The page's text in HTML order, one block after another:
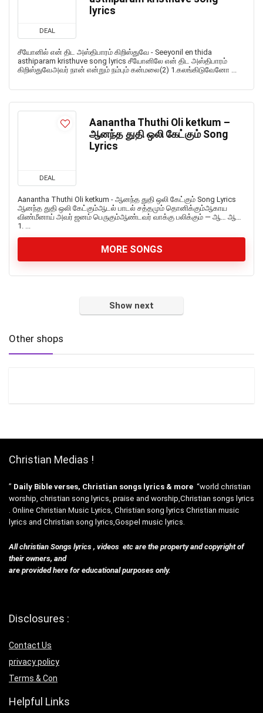
DEAL
lyrics
சீயோனில் என் திட அஸ்திபாரம் கிறிஸ்துவே - Seeyonil en thida
asthiparam kristhuve song lyrics சீயோனிலே என் திட அஸ்திபாரம்
கிறிஸ்துவேஅவர் நான் என்றும் நம்பும் கன்மலை(2) 1.கலங்கிடுவேனோ ...
DEAL
Aanantha Thuthi Oli ketkum –
ஆனந்த துதி ஒலி கேட்கும் Song
Lyrics
Aanantha Thuthi Oli ketkum - ஆனந்த துதி ஒலி கேட்கும் Song Lyrics
ஆனந்த துதி ஒலி கேட்கும்ஆடல் பாடல் சத்தமும் தொனிக்கும்ஆகாய
விண்மீனாய் அவர் ஜனம் பெருகும்ஆண்டவர் வாக்கு பலிக்கும் — ஆ… ஆ…
1. ...
MORE SONGS
Show next
Other shops
Christian Medias !
” Daily Bible verses, Christian songs lyrics & more “world christian
worship, christian song lyrics, praise and worship,Christian songs lyrics
. Online Christian Music Lyrics, Christian song lyrics Christian music
lyrics and Christian song lyrics,Gospel music lyrics.
All christian Songs lyrics , videos etc are the property and copyright of
their owners, and
are provided here for educational purposes only.
Disclosures :
Contact Us
privacy policy
Terms & Con
Helpful Links